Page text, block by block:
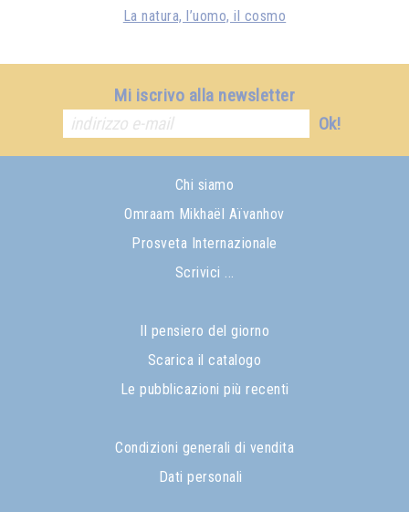
La natura, l’uomo, il cosmo
Mi iscrivo alla newsletter
Ok!
Chi siamo
Omraam Mikhaël Aïvanhov
Prosveta Internazionale
Scrivici ...
Il pensiero del giorno
Scarica il catalogo
Le pubblicazioni più recenti
Condizioni generali di vendita
Dati personali